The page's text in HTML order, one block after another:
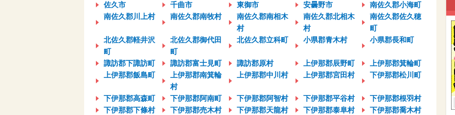
佐久市
千曲市 東御市 安曇野市
南佐久郡小海町
南佐久郡川上村
南佐久郡南牧村
南佐久郡南相木
村
南佐久郡北相木
村
南佐久郡佐久穂
町
北佐久郡軽井沢
町
北佐久郡御代田
町
北佐久郡立科町 小県郡青木村 小県郡長和町
諏訪郡下諏訪町 諏訪郡富士見町 諏訪郡原村 上伊那郡辰野町
上伊那郡箕輪町
上伊那郡飯島町
上伊那郡南箕輪
村
上伊那郡中川村 上伊那郡宮田村 下伊那郡松川町
下伊那郡高森町 下伊那郡阿南町 下伊那郡阿智村 下伊那郡平谷村
下伊那郡根羽村
下伊那郡下條村
下伊那郡売木村 下伊那郡天龍村 下伊那郡泰阜村
下伊那郡喬木村